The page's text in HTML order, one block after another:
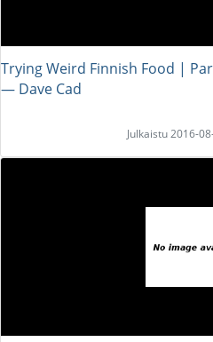
Trying Weird Finnish Food |
― Dave Cad
Julkaistu 2016-